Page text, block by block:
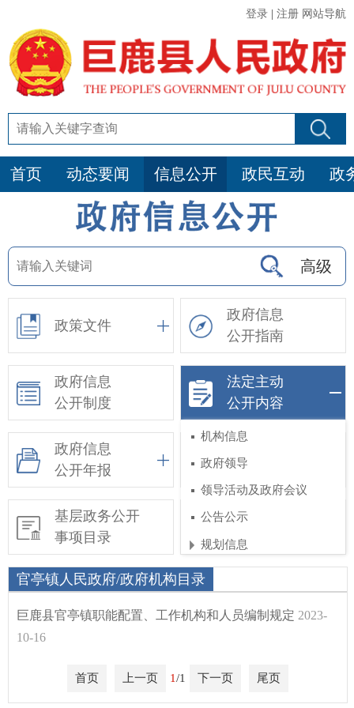
登录 注册 网站导航
首页 动态要闻 信息公开 政民互动 政
高级
政策文件
政府信息
公开指南
政府信息
公开制度
法定主动
公开内容
机构信息
政府领导
领导活动及政府会议
公告公示
规划信息
工作部署
政府信息
公开年报
依申请公开
基层政务公开
事项目录
惠民惠农财政补贴
信息公开专栏
官亭镇人民政府/政府机构目录
巨鹿县官亭镇职能配置、工作机构和人员编制规定 2023-
10-16
首页 上一页 1/1 下一页 尾页